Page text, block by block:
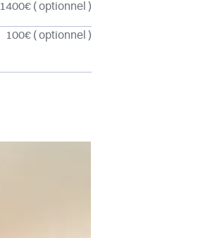
1400€ ( optionnel )
100€ ( optionnel )